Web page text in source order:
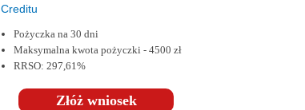
Creditu
Złóż wniosek
Pożyczka na 30 dni
Maksymalna kwota pożyczki - 4500 zł
RRSO: 297,61%